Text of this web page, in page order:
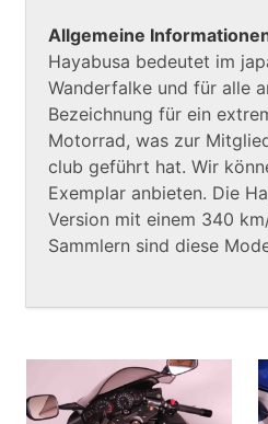
Allgemeine
Hayabusa bedeutet im
Wanderfalke und für alle
Bezeichnung für ein
Motorrad, was zur
club geführt hat. Wir
Exemplar anbieten. Die
Version mit einem 340
Sammlern sind diese